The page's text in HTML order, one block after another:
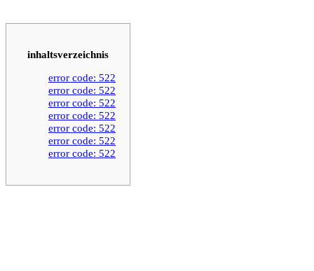
inhaltsverzeichnis
error code: 522
error code: 522
error code: 522
error code: 522
error code: 522
error code: 522
error code: 522